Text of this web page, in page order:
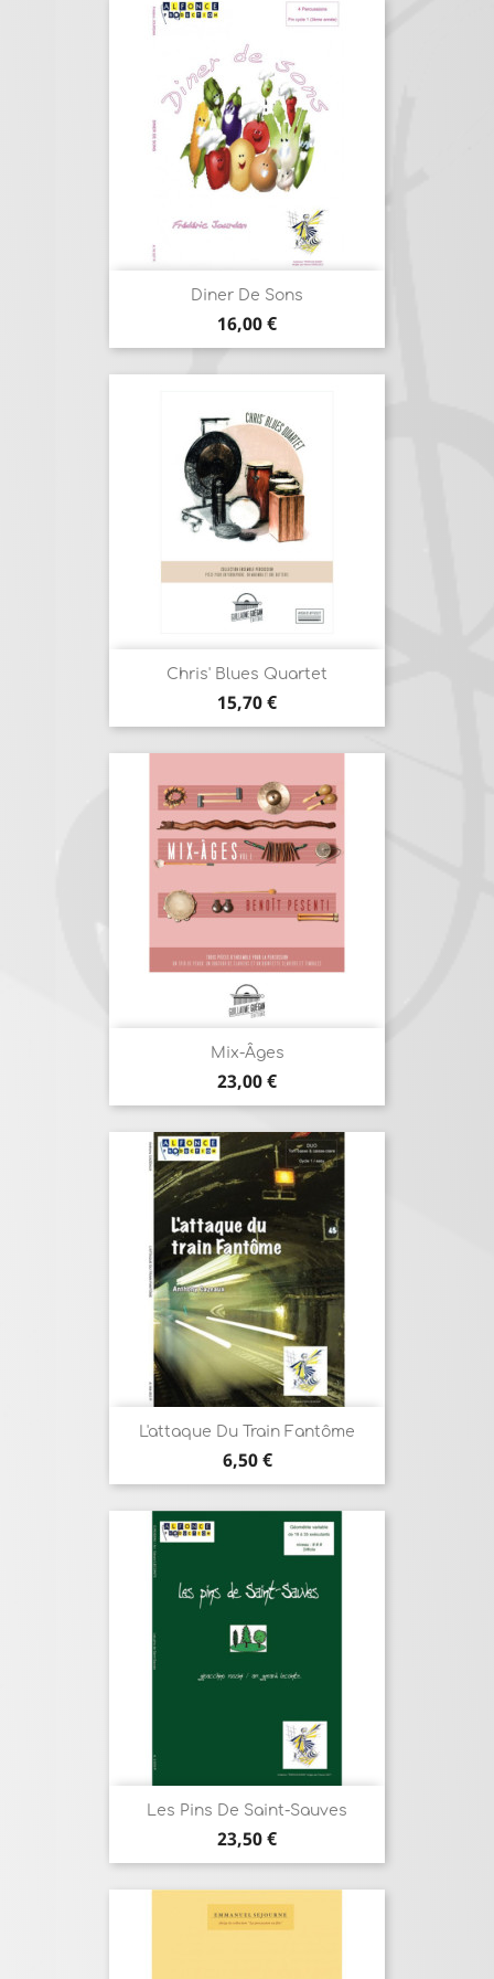
Diner De Sons
Prix
16,00 €
Chris' Blues Quartet
Prix
15,70 €
Mix-Âges
Prix
23,00 €
L'attaque Du Train Fantôme
Prix
6,50 €
Les Pins De Saint-Sauves
Prix
23,50 €